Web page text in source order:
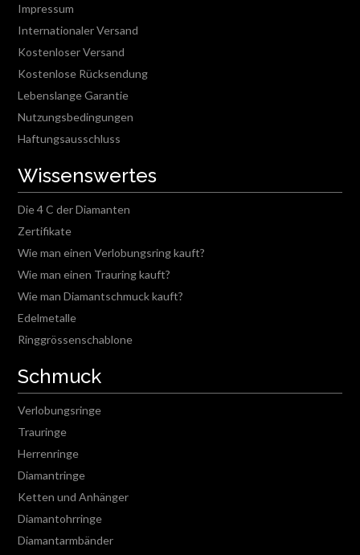
Impressum
Internationaler Versand
Kostenloser Versand
Kostenlose Rücksendung
Lebenslange Garantie
Nutzungsbedingungen
Haftungsausschluss
Wissenswertes
Die 4 C der Diamanten
Zertifikate
Wie man einen Verlobungsring kauft?
Wie man einen Trauring kauft?
Wie man Diamantschmuck kauft?
Edelmetalle
Ringgrössenschablone
Schmuck
Verlobungsringe
Trauringe
Herrenringe
Diamantringe
Ketten und Anhänger
Diamantohrringe
Diamantarmbänder